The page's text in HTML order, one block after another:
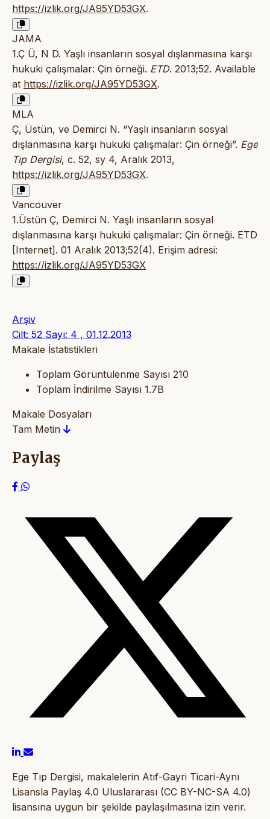
https://izlik.org/JA95YD53GX.
JAMA
1.Ç Ü, N D. Yaşlı insanların sosyal dışlanmasına karşı
hukuki çalışmalar: Çin örneği. ETD. 2013;52. Available
at https://izlik.org/JA95YD53GX.
MLA
Ç, Üstün, ve Demirci N. “Yaşlı insanların sosyal
dışlanmasına karşı hukuki çalışmalar: Çin örneği”. Ege
Tıp Dergisi, c. 52, sy 4, Aralık 2013,
https://izlik.org/JA95YD53GX.
Vancouver
1.Üstün Ç, Demirci N. Yaşlı insanların sosyal
dışlanmasına karşı hukuki çalışmalar: Çin örneği. ETD
[Internet]. 01 Aralık 2013;52(4). Erişim adresi:
https://izlik.org/JA95YD53GX
Arşiv
Cilt: 52 Sayı: 4 , 01.12.2013
Makale İstatistikleri
Toplam Görüntülenme Sayısı 210
Toplam İndirilme Sayısı 1.7B
Makale Dosyaları
Tam Metin
Paylaş
Ege Tıp Dergisi, makalelerin Atıf-Gayri Ticari-Aynı
Lisansla Paylaş 4.0 Uluslararası (CC BY-NC-SA 4.0)
lisansına uygun bir şekilde paylaşılmasına izin verir.